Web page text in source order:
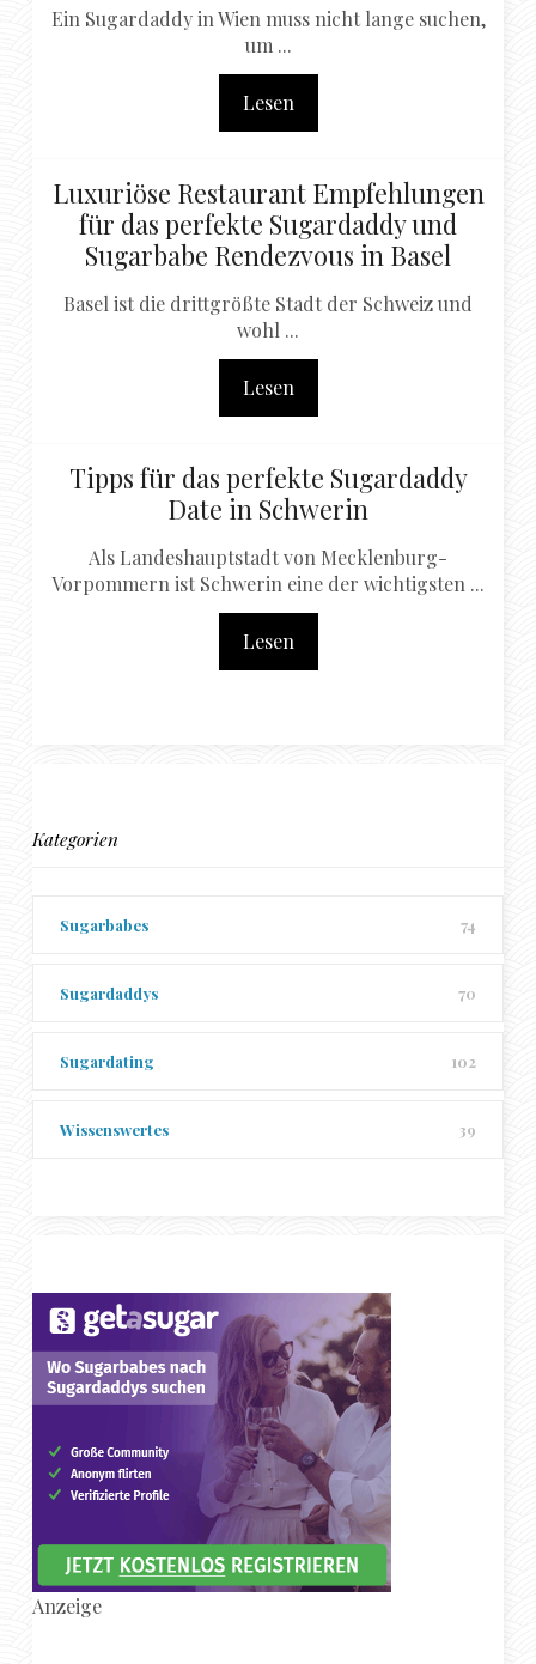
Ein Sugardaddy in Wien muss nicht lange suchen,
um ...
Lesen
Luxuriöse Restaurant Empfehlungen
für das perfekte Sugardaddy und
Sugarbabe Rendezvous in Basel
Basel ist die drittgrößte Stadt der Schweiz und
wohl ...
Lesen
Tipps für das perfekte Sugardaddy
Date in Schwerin
Als Landeshauptstadt von Mecklenburg-
Vorpommern ist Schwerin eine der wichtigsten ...
Lesen
Kategorien
Sugarbabes 74
Sugardaddys 70
Sugardating 102
Wissenswertes 39
Anzeige